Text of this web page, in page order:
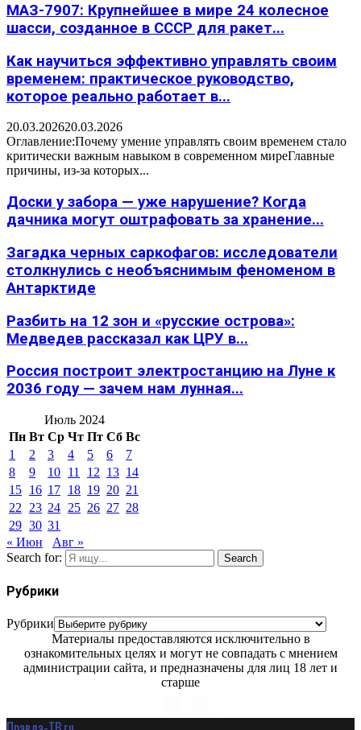
МАЗ-7907: Крупнейшее в мире 24 колесное
шасси, созданное в СССР для ракет...
Как научиться эффективно управлять своим
временем: практическое руководство,
которое реально работает в...
20.03.202620.03.2026
Оглавление:Почему умение управлять своим временем стало
критически важным навыком в современном миреГлавные
причины, из-за которых...
Доски у забора — уже нарушение? Когда
дачника могут оштрафовать за хранение...
Загадка черных саркофагов: исследователи
столкнулись с необъяснимым феноменом в
Антарктиде
Разбить на 12 зон и «русские острова»:
Медведев рассказал как ЦРУ в...
Россия построит электростанцию на Луне к
2036 году — зачем нам лунная...
Июль 2024
Пн Вт Ср Чт Пт Сб Вс
1
2 3 4 5 6
7
8
9 10 11 12 13 14
15 16 17 18 19 20 21
22
23 24 25 26 27 28
29 30 31
« Июн
Авг »
Search for:
Search
Рубрики
Рубрики
Материалы предоставляются исключительно в
ознакомительных целях и могут не совпадать с мнением
администрации сайта, и предназначены для лиц 18 лет и
старше